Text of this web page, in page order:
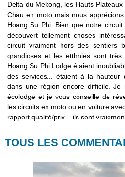
Delta du Mekong, les Hauts
Chau en moto mais nous
Hoang Su Phi. Bien que notre
découvert tellement choses
circuit vraiment hors des sentiers
grandioses et les etthnies sont très
Hoang Su Phi Lodge étaient
des services... étaient à la hauteur
dans une région encore difficile. Je
écolodge et je vous conseille de
les circuits en moto ou en voiture
rapport qualité/prix... ils sont
TOUS LES